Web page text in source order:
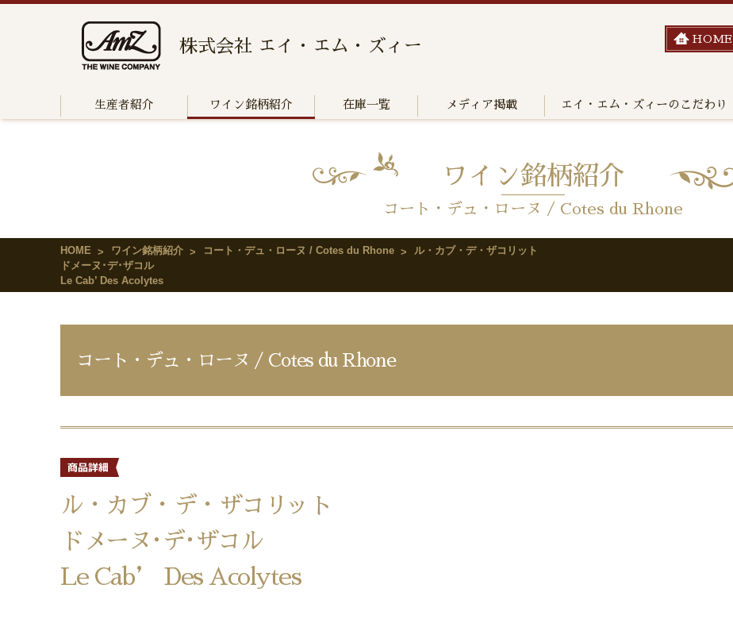
株式会社 エイ・エム・ズィー HOME
生産者紹介 ワイン銘柄紹介 在庫一覧 メディア掲載 エイ・エム・ズィーのこだわり
ワイン銘柄紹介
コート・デュ・ローヌ / Cotes du Rhone
HOME ワイン銘柄紹介 コート・デュ・ローヌ / Cotes du Rhone
ル・カブ・デ・ザコリット
ドメーヌ･デ･ザコル
Le Cab’ Des Acolytes
コート・デュ・ローヌ / Cotes du Rhone
ル・カブ・デ・ザコリット
ドメーヌ･デ･ザコル
Le Cab’ Des Acolytes